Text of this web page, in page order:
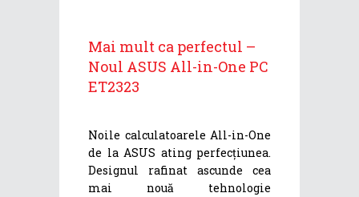
Mai mult ca perfectul –
Noul ASUS All-in-One PC
ET2323
Noile calculatoarele All-in-One
de la ASUS ating perfecțiunea.
Designul rafinat ascunde cea
mai nouă tehnologie